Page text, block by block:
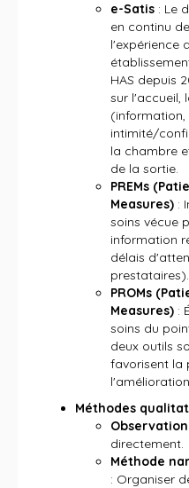
e-Satis : Le
en continu
l'expérience
HAS depuis
sur l'accueil,
intimité/
la chambre
de la sortie.
PREMs
Measures) :
soins vécue
information
délais
prestataires).
PROMs
Measures) :
soins du
deux outils
favorisent la
Méthodes
Observation
directement.
Méthode
: Organiser